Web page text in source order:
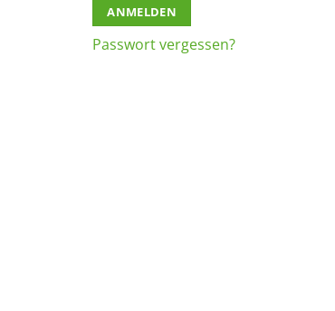
ANMELDEN
Passwort vergessen?